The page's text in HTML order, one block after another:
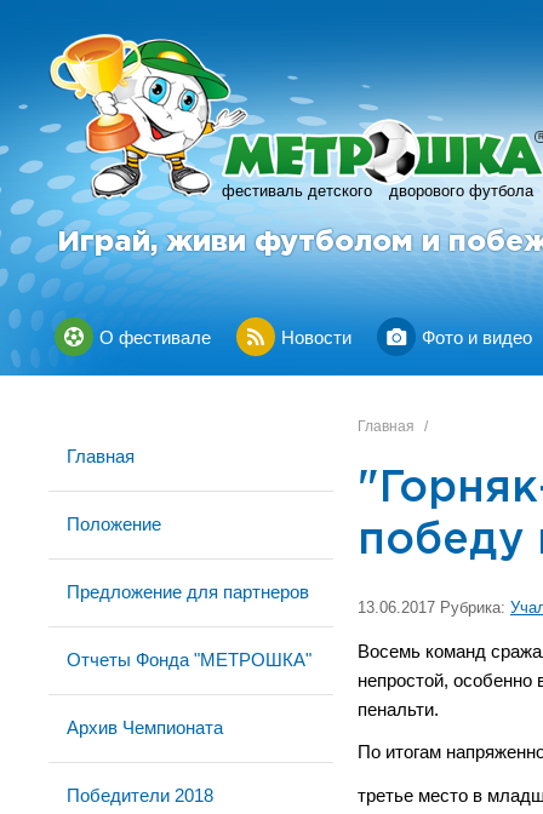
фестиваль детского дворового футбола
R
Играй, живи футболом и
О фестивале Новости Фото и видео
Главная
Положение
Предложение для партнеров
Отчеты Фонда "МЕТРОШКА"
Архив Чемпионата
Победители 2018
Главная /
победу
13.06.2017 Рубрика:
Восемь команд
непростой, особенно
пенальти.
По итогам
третье место в